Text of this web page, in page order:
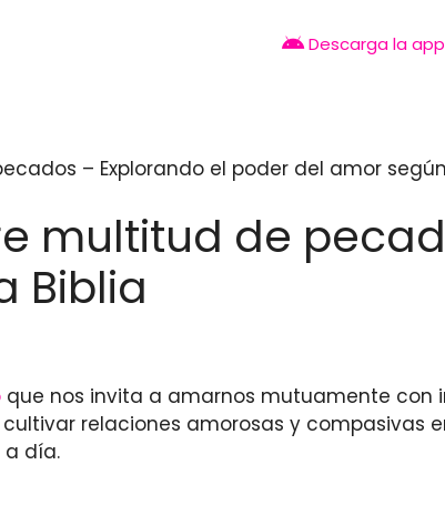
Descarga la
– Explorando el poder del amor
multitud de
Biblia
que nos invita a amarnos mutuamente
relaciones amorosas y compasivas
día.